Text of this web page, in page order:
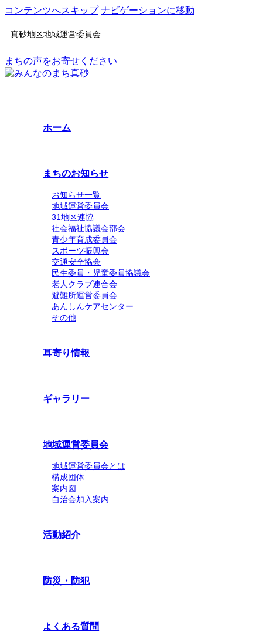
コンテンツへスキップ ナビゲーションに移動
真砂地区地域運営委員会
まちの声をお寄せください
ホーム
まちのお知らせ
お知らせ一覧
地域運営委員会
31地区連協
社会福祉協議会部会
青少年育成委員会
スポーツ振興会
交通安全協会
民生委員・児童委員協議会
老人クラブ連合会
避難所運営委員会
あんしんケアセンター
その他
耳寄り情報
ギャラリー
地域運営委員会
地域運営委員会とは
構成団体
案内図
自治会加入案内
活動紹介
防災・防犯
よくある質問